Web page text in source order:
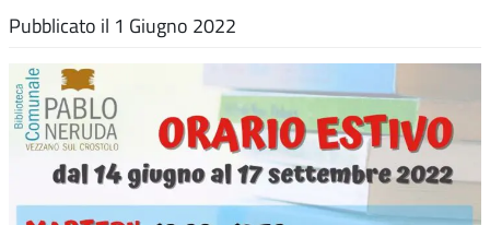
Pubblicato il 1 Giugno 2022